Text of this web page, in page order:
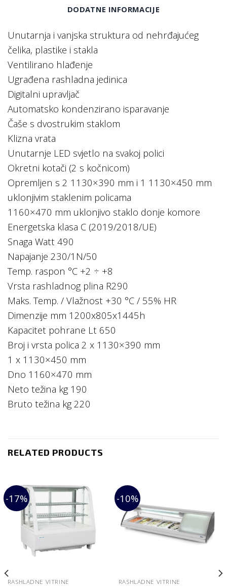
DODATNE INFORMACIJE
Unutarnja i vanjska struktura od nehrđajućeg
čelika, plastike i stakla
Ventilirano hlađenje
Ugrađena rashladna jedinica
Digitalni upravljač
Automatsko kondenzirano isparavanje
Čaše s dvostrukim staklom
Klizna vrata
Unutarnje LED svjetlo na svakoj polici
Okretni kotači (2 s kočnicom)
Opremljen s 2 1130×390 mm i 1 1130×450 mm
uklonjivim staklenim policama
1160×470 mm uklonjivo staklo donje komore
Energetska klasa C (2019/2018/UE)
Snaga Watt 490
Napajanje 230/1N/50
Temp. raspon °C +2 ÷ +8
Vrsta rashladnog plina R290
Maks. Temp. / Vlažnost +30 °C / 55% HR
Dimenzije mm 1200x805x1445h
Kapacitet pohrane Lt 650
Broj i vrsta polica 2 x 1130×390 mm
1 x 1130×450 mm
Dno 1160×470 mm
Neto težina kg 190
Bruto težina kg 220
RELATED PRODUCTS
-17%
RASHLADNE VITRINE
-10%
RASHLADNE VITRINE